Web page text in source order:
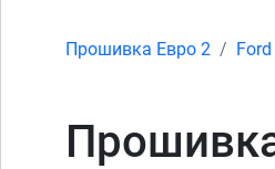
Прошивка Евро 2 Ford